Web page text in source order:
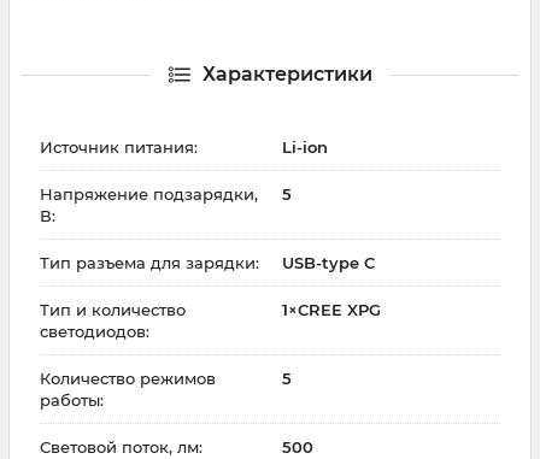
Характеристики
Источник питания: Li-ion
Напряжение подзарядки,
В:
5
Тип разъема для зарядки: USB-type C
Тип и количество
светодиодов:
1×CREE XPG
Количество режимов
работы:
5
Световой поток, лм: 500